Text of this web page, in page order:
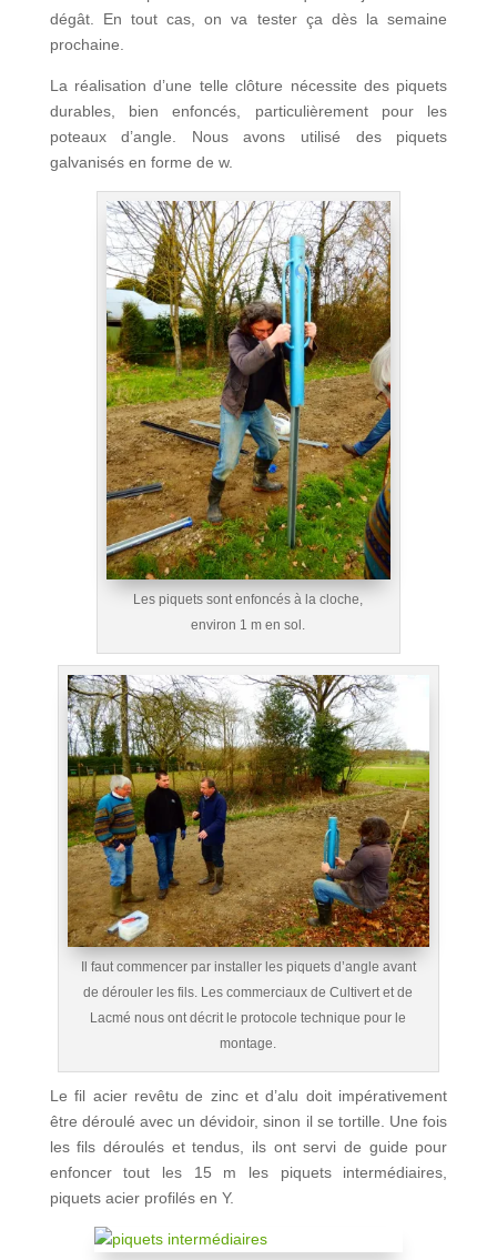
dégât. En tout cas, on va tester ça dès la semaine
prochaine.
La réalisation d’une telle clôture nécessite des piquets
durables, bien enfoncés, particulièrement pour les
poteaux d’angle. Nous avons utilisé des piquets
galvanisés en forme de w.
Les piquets sont enfoncés à la cloche,
environ 1 m en sol.
Il faut commencer par installer les piquets d’angle avant
de dérouler les fils. Les commerciaux de Cultivert et de
Lacmé nous ont décrit le protocole technique pour le
montage.
Le fil acier revêtu de zinc et d’alu doit impérativement
être déroulé avec un dévidoir, sinon il se tortille. Une fois
les fils déroulés et tendus, ils ont servi de guide pour
enfoncer tout les 15 m les piquets intermédiaires,
piquets acier profilés en Y.